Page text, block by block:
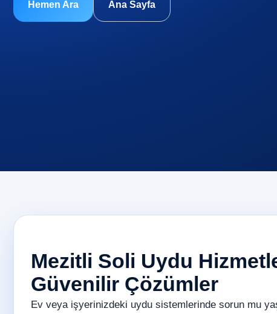
Hemen Ara Ana Sayfa
Mezitli Soli Uydu
Güvenilir Çözümler
Ev veya işyerinizdeki uydu sistemlerinde sorun mu